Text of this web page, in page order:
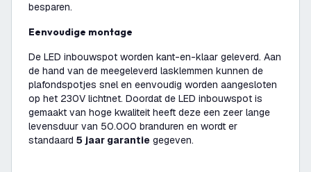
besparen.
Eenvoudige montage
De LED inbouwspot worden kant-en-klaar geleverd. Aan
de hand van de meegeleverd lasklemmen kunnen de
plafondspotjes snel en eenvoudig worden aangesloten
op het 230V lichtnet. Doordat de LED inbouwspot is
gemaakt van hoge kwaliteit heeft deze een zeer lange
levensduur van 50.000 branduren en wordt er
standaard 5 jaar garantie gegeven.